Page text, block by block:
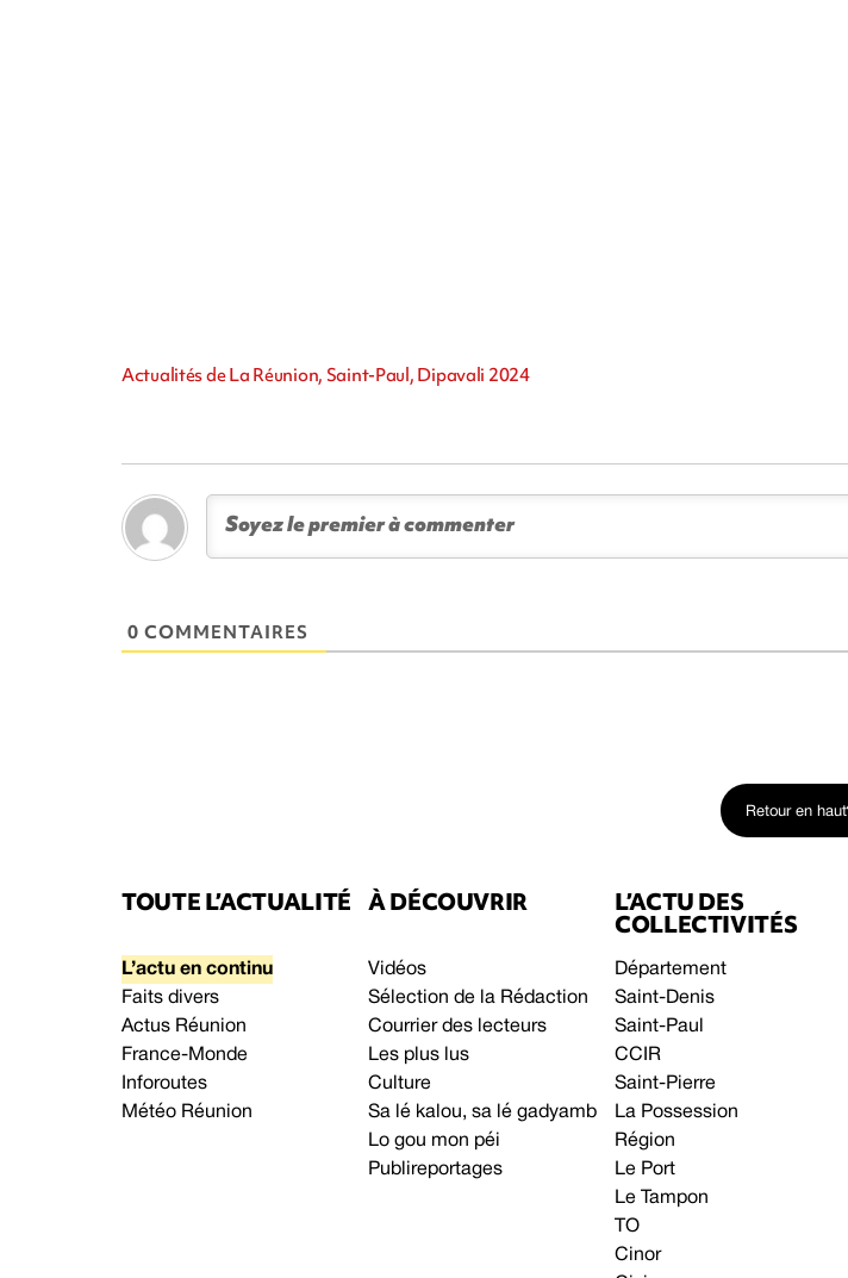
Actualités de La Réunion, Saint-Paul, Dipavali 2024
0 COMMENTAIRES
Retour en haut
TOUTE L’ACTUALITÉ
L’actu en continu
Faits divers
Actus Réunion
France-Monde
Inforoutes
Météo Réunion
À DÉCOUVRIR
Vidéos
Sélection de la Rédaction
Courrier des lecteurs
Les plus lus
Culture
Sa lé kalou, sa lé gadyamb
Lo gou mon péi
Publireportages
L’ACTU DES
COLLECTIVITÉS
Département
Saint-Denis
Saint-Paul
CCIR
Saint-Pierre
La Possession
Région
Le Port
Le Tampon
TO
Cinor